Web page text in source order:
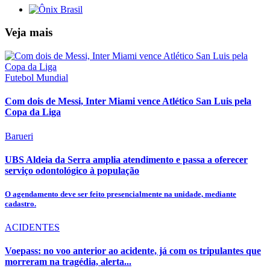
Veja mais
Futebol Mundial
Com dois de Messi, Inter Miami vence Atlético San Luis pela
Copa da Liga
Barueri
UBS Aldeia da Serra amplia atendimento e passa a oferecer
serviço odontológico à população
O agendamento deve ser feito presencialmente na unidade, mediante
cadastro.
ACIDENTES
Voepass: no voo anterior ao acidente, já com os tripulantes que
morreram na tragédia, alerta...